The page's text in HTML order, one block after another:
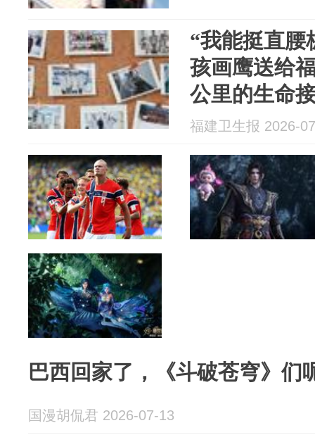
“我能挺直腰
孩画鹰送给
公里的生命
福建卫生报 2026-
巴西回家了，《斗破苍穹》们
国漫胡侃君 2026-07-13